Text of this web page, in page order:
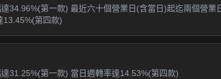
34.96%(第一款) 最近六十個營業日(含當日)起迄兩個營
13.45%(第四款)
31.25%(第一款) 當日週轉率達14.53%(第四款)